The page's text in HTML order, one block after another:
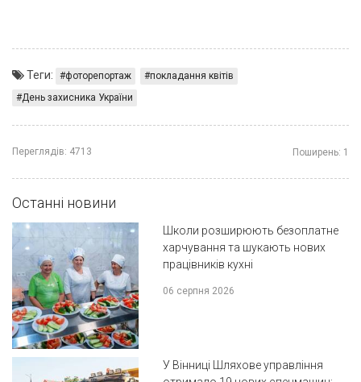
Теги: фоторепортаж
покладання квітів
День захисника України
Переглядів: 4713 Поширень: 1
Останні новини
Школи розширюють безоплатне
харчування та шукають нових
працівників кухні
06 серпня 2026
У Вінниці Шляхове управління